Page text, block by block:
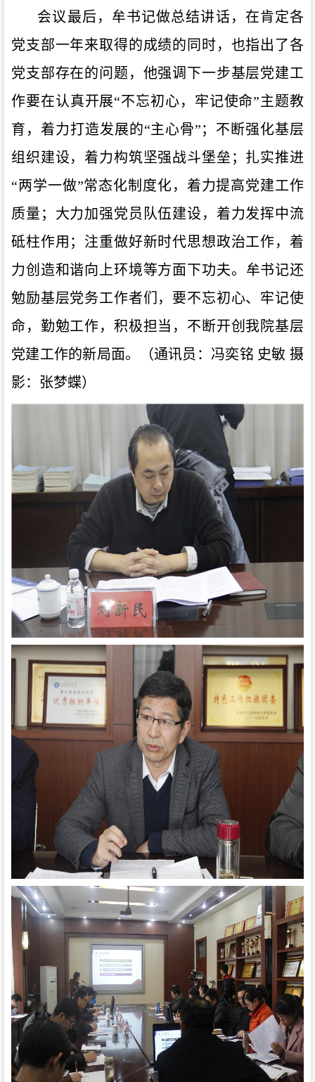
会议 最后， 牟书记做总结讲话， 在肯定各
党支部一年来取得的成绩的同时，也指出了各
党支部存在的问题， 他强调 下一步基层党建工
作要在认真开展“不忘初心，牢记使命”主题教
育，着力打造发展的“主心骨”； 不断强化基层
组织建设，着力构筑坚强战斗堡垒 ； 扎实推进
“两学一做”常态化制度化，着力提高党建工作
质量；
大力加强党员队伍建设，着力发挥中流
砥柱作用 ； 注重做好新时代思想政治工作，着
力创造和谐向上环境等方面下功夫。 牟书记还
勉励基层党务工作者们， 要不忘初心、牢记使
命，勤勉工作，积极担当，不断开创我院基层
党建工作的新局面。
（通讯员：冯奕铭 史敏 摄
影：张梦蝶）